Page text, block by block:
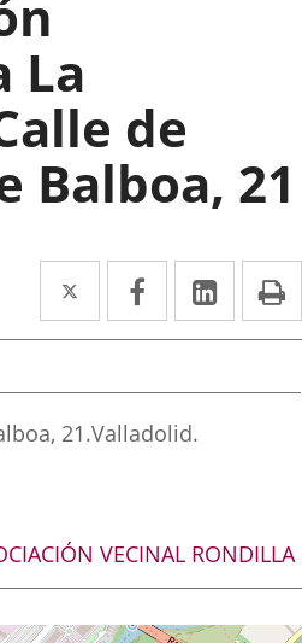
La
de
Balboa, 21
Twitter
Enlace
a
aplicación
externa.
Facebook
Enlace
a
aplicación
externa.
Enlace
a
21.Valladolid.
VECINAL RONDILLA